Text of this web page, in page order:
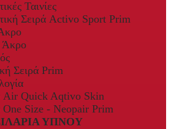
Ταινίες
Σειρά Activo Sport Prim
Σειρά Prim
Air Quick Aqtivo Skin
One Size - Neopair Prim
ΎΠΝΟΥ